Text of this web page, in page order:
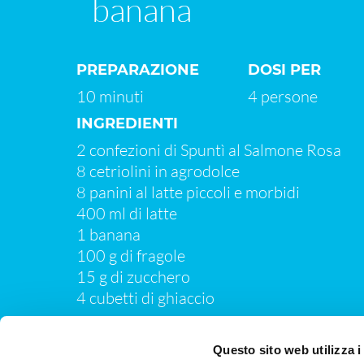
Questo sito web utilizza i
banana
PREPARAZIONE
10 minuti
DOSI PER
4 persone
INGREDIENTI
2 confezioni di Spuntì al Salmone Rosa
8 cetriolini in agrodolce
8 panini al latte piccoli e morbidi
400 ml di latte
1 banana
100 g di fragole
15 g di zucchero
4 cubetti di ghiaccio